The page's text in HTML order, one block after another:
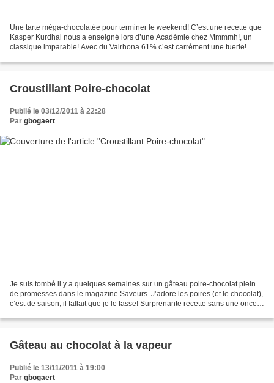
Une tarte méga-chocolatée pour terminer le weekend! C’est une recette que
Kasper Kurdhal nous a enseigné lors d’une Académie chez Mmmmh!, un
classique imparable! Avec du Valrhona 61% c’est carrément une tuerie!
Croustillant Poire-chocolat
Publié le 03/12/2011 à 22:28
Par gbogaert
Je suis tombé il y a quelques semaines sur un gâteau poire-chocolat plein
de promesses dans le magazine Saveurs. J’adore les poires (et le chocolat),
c’est de saison, il fallait que je le fasse! Surprenante recette sans une once
Gâteau au chocolat à la vapeur
Publié le 13/11/2011 à 19:00
Par gbogaert